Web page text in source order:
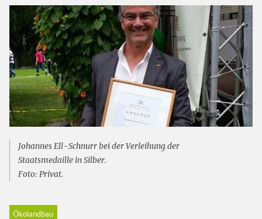
Johannes Ell-Schnurr bei der Verleihung der
Staatsmedaille in Silber.
Foto: Privat.
Ökolandbau